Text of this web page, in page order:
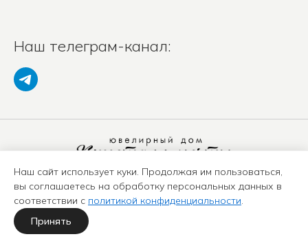
Наш телеграм-канал:
Политика конфиденциальности
Положение о защите ПД
Оферта
Политика использования куки-файлов
Наш сайт использует куки. Продолжая им пользоваться,
вы соглашаетесь на обработку персональных данных в
соответствии с политикой конфиденциальности.
Принять